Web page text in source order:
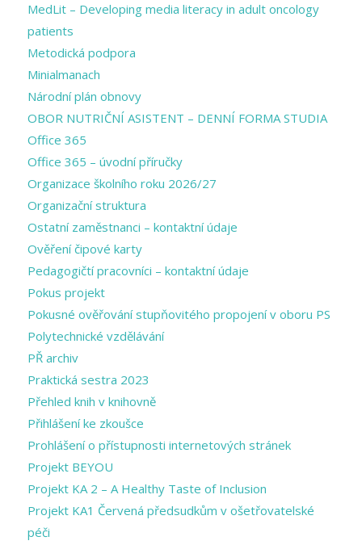
MedLit – Developing media literacy in adult oncology
patients
Metodická podpora
Minialmanach
Národní plán obnovy
OBOR NUTRIČNÍ ASISTENT – DENNÍ FORMA STUDIA
Office 365
Office 365 – úvodní příručky
Organizace školního roku 2026/27
Organizační struktura
Ostatní zaměstnanci – kontaktní údaje
Ověření čipové karty
Pedagogičtí pracovníci – kontaktní údaje
Pokus projekt
Pokusné ověřování stupňovitého propojení v oboru PS
Polytechnické vzdělávání
PŘ archiv
Praktická sestra 2023
Přehled knih v knihovně
Přihlášení ke zkoušce
Prohlášení o přístupnosti internetových stránek
Projekt BEYOU
Projekt KA 2 – A Healthy Taste of Inclusion
Projekt KA1 Červená předsudkům v ošetřovatelské
péči